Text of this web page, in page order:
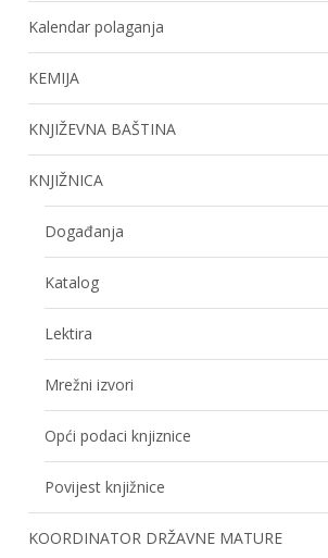
Kalendar polaganja
KEMIJA
KNJIŽEVNA BAŠTINA
KNJIŽNICA
Događanja
Katalog
Lektira
Mrežni izvori
Opći podaci knjiznice
Povijest knjižnice
KOORDINATOR DRŽAVNE MATURE